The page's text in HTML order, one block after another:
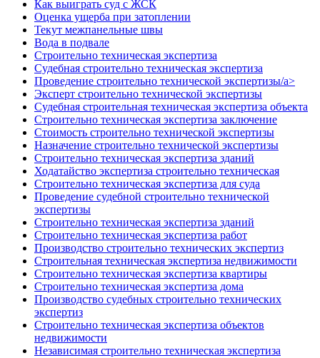
Как выиграть суд с ЖСК
Оценка ущерба при затоплении
Текут межпанельные швы
Вода в подвале
Строительно техническая экспертиза
Судебная строительно техническая экспертиза
Проведение строительно технической экспертизы/a>
Эксперт строительно технической экспертизы
Судебная строительная техническая экспертиза объекта
Строительно техническая экспертиза заключение
Стоимость строительно технической экспертизы
Назначение строительно технической экспертизы
Строительно техническая экспертиза зданий
Ходатайство экспертиза строительно техническая
Строительно техническая экспертиза для суда
Проведение судебной строительно технической
экспертизы
Строительно техническая экспертиза зданий
Строительно техническая экспертиза работ
Производство строительно технических экспертиз
Строительная техническая экспертиза недвижимости
Строительно техническая экспертиза квартиры
Строительно техническая экспертиза дома
Производство судебных строительно технических
экспертиз
Строительно техническая экспертиза объектов
недвижимости
Независимая строительно техническая экспертиза